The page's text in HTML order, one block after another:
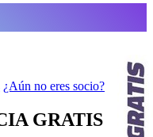
¿Aún no eres socio?
GRATIS